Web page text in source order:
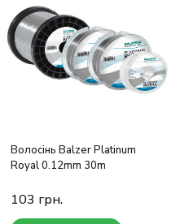
Волосінь Balzer Platinum
Royal 0.12mm 30m
103 грн.